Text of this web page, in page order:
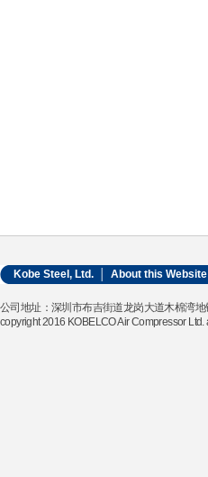
Kobe Steel, Ltd. About this Website
公司地址：深圳市布吉街道龙岗大道木棉
copyright 2016 KOBELCO Air Compressor Ltd.